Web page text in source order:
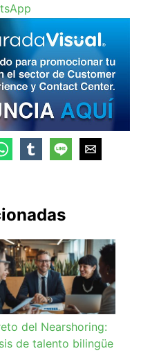
del Nearshoring:
de talento bilingüe